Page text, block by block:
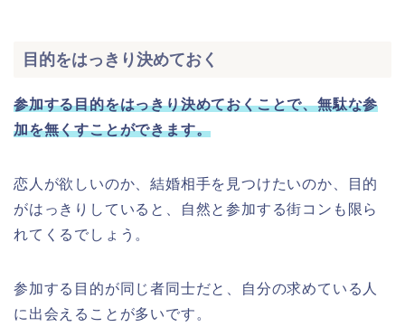
目的をはっきり決めておく
参加する目的をはっきり決めておくことで、無駄な参
加を無くすことができます。
恋人が欲しいのか、結婚相手を見つけたいのか、目的
がはっきりしていると、自然と参加する街コンも限ら
れてくるでしょう。
参加する目的が同じ者同士だと、自分の求めている人
に出会えることが多いです。